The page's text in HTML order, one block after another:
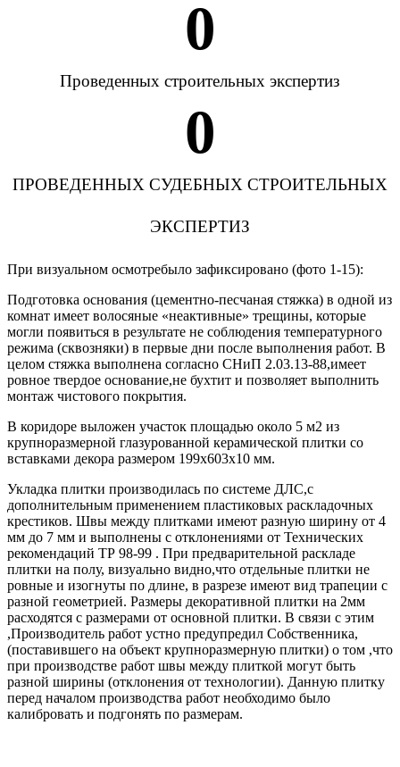
0
Проведенных строительных экспертиз
0
ПРОВЕДЕННЫХ СУДЕБНЫХ СТРОИТЕЛЬНЫХ
ЭКСПЕРТИЗ
При визуальном осмотребыло зафиксировано (фото 1-15):
Подготовка основания (цементно-песчаная стяжка) в одной из
комнат имеет волосяные «неактивные» трещины, которые
могли появиться в результате не соблюдения температурного
режима (сквозняки) в первые дни после выполнения работ. В
целом стяжка выполнена согласно СНиП 2.03.13-88,имеет
ровное твердое основание,не бухтит и позволяет выполнить
монтаж чистового покрытия.
В коридоре выложен участок площадью около 5 м2 из
крупноразмерной глазурованной керамической плитки со
вставками декора размером 199х603х10 мм.
Укладка плитки производилась по системе ДЛС,с
дополнительным применением пластиковых раскладочных
крестиков. Швы между плитками имеют разную ширину от 4
мм до 7 мм и выполнены с отклонениями от Технических
рекомендаций ТР 98-99 . При предварительной раскладе
плитки на полу, визуально видно,что отдельные плитки не
ровные и изогнуты по длине, в разрезе имеют вид трапеции с
разной геометрией. Размеры декоративной плитки на 2мм
расходятся с размерами от основной плитки. В связи с этим
,Производитель работ устно предупредил Собственника,
(поставившего на объект крупноразмерную плитки) о том ,что
при производстве работ швы между плиткой могут быть
разной ширины (отклонения от технологии). Данную плитку
перед началом производства работ необходимо было
калибровать и подгонять по размерам.